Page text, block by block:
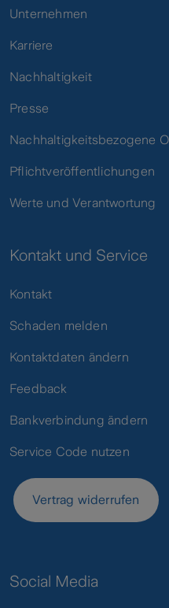
Unternehmen
Karriere
Nachhaltigkeit
Presse
Nachhaltigkeitsbezogene
Pflichtveröffentlichungen
Werte und Verantwortung
Kontakt und Service
Kontakt
Schaden melden
Kontaktdaten ändern
Feedback
Bankverbindung ändern
Service Code nutzen
Vertrag widerrufen
Social Media